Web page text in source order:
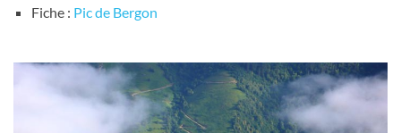
Fiche : Pic de Bergon